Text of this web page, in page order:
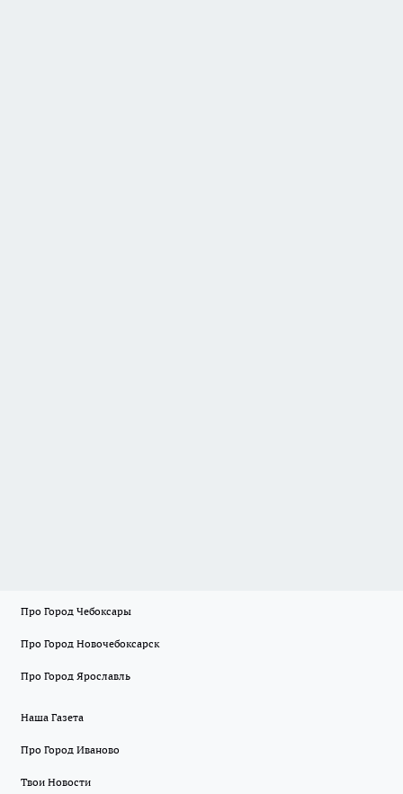
Про Город Чебоксары
Про Город Новочебоксарск
Про Город Ярославль
Наша Газета
Про Город Иваново
Твои Новости